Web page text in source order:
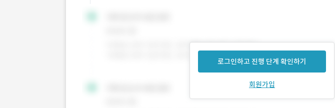
로그인하고 진행 단계 확인하기
회원가입